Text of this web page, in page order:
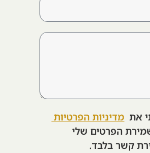
את מדיניות הפרטיות
הפרטים שלי
קשר בלבד.